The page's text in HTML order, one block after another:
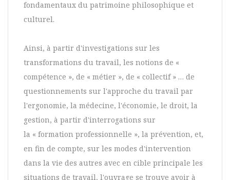
fondamentaux du patrimoine philosophique et
culturel.
Ainsi, à partir d'investigations sur les
transformations du travail, les notions de «
compétence », de « métier », de « collectif » … de
questionnements sur l'approche du travail par
l'ergonomie, la médecine, l'économie, le droit, la
gestion, à partir d'interrogations sur
la « formation professionnelle », la prévention, et,
en fin de compte, sur les modes d'intervention
dans la vie des autres avec en cible principale les
situations de travail, l'ouvrage se trouve avoir à